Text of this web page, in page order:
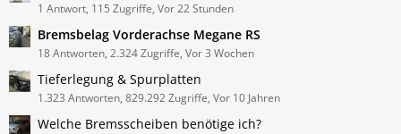
1 Antwort, 115 Zugriffe, Vor 22 Stunden
Bremsbelag Vorderachse Megane RS
18 Antworten, 2.324 Zugriffe, Vor 3 Wochen
Tieferlegung & Spurplatten
1.323 Antworten, 829.292 Zugriffe, Vor 10 Jahren
Welche Bremsscheiben benötige ich?